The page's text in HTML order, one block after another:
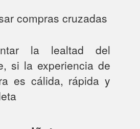
compras cruzadas
la lealtad del
si la experiencia de
es cálida, rápida y